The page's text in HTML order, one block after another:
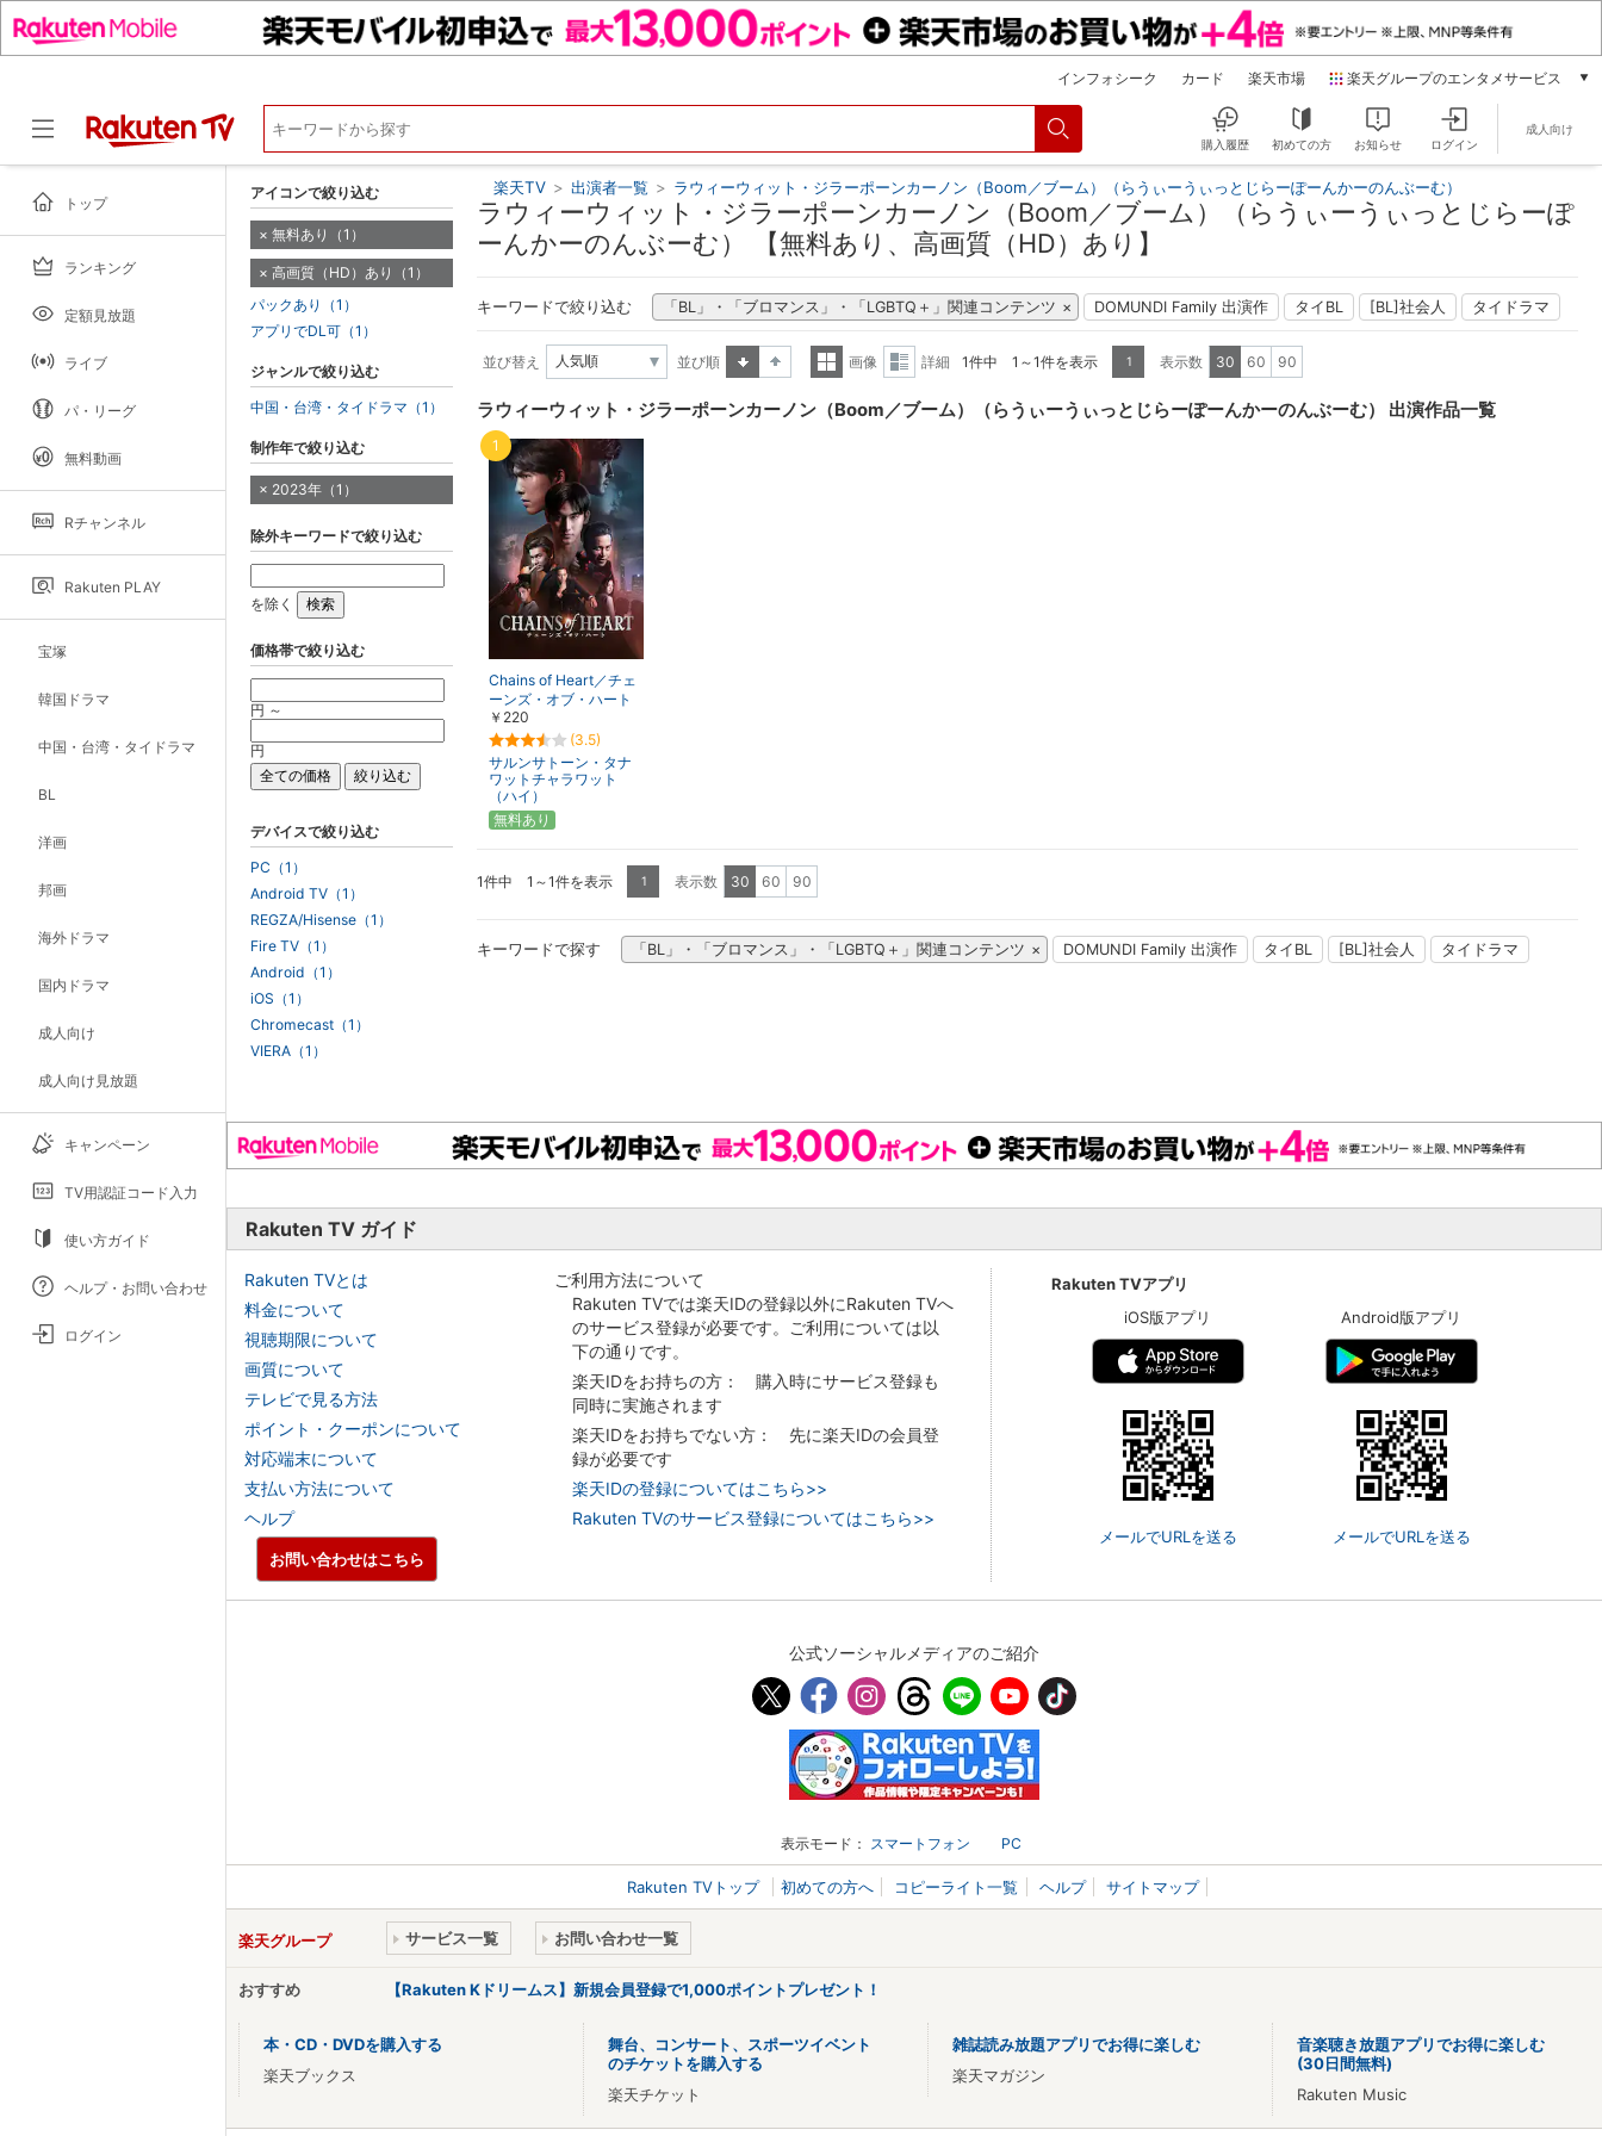
インフォシーク カード 楽天市場 楽天グループのエンタメサービス
本/ゲーム/CD/DVD
楽天ブックス
電子書籍
楽天マガジン
動画配信
動画配信ガイド
Rakuten PLAY
購入履歴 初めての方 お知らせ ログイン
成人向け
トップ
ランキング
定額見放題
ライブ
パ・リーグ
無料動画
Rチャンネル
Rakuten PLAY
宝塚
韓国ドラマ
中国・台湾・タイドラマ
BL
洋画
邦画
海外ドラマ
国内ドラマ
成人向け
成人向け見放題
キャンペーン
TV用認証コード入力
使い方ガイド
ヘルプ・お問い合わせ
ログイン
楽天TV > 出演者一覧 > ラウィーウィット・ジラーポーンカーノン（Boom／ブーム）（らうぃーうぃっとじらーぽーんかーのんぶーむ）
ラウィーウィット・ジラーポーンカーノン（Boom／ブーム）（らうぃーうぃっとじらーぽ
ーんかーのんぶーむ） 【無料あり、高画質（HD）あり】
キーワードで絞り込む 「BL」・「ブロマンス」・「LGBTQ＋」関連コンテンツ DOMUNDI Family 出演作 タイBL [BL]社会人 タイドラマ
並び替え
並び順
表示
画像
表示
詳細 1件中 1～1件を表示 1 表示数 30 60 90
ラウィーウィット・ジラーポーンカーノン（Boom／ブーム）（らうぃーうぃっとじらーぽーんかーのんぶーむ） 出演作品一覧
Chains of Heart／チェ
ーンズ・オブ・ハート
￥220
(3.5)
サルンサトーン・タナ
ワットチャラワット
（ハイ）
1
無料あり
1件中 1～1件を表示 1 表示数 30 60 90
キーワードで探す 「BL」・「ブロマンス」・「LGBTQ＋」関連コンテンツ DOMUNDI Family 出演作 タイBL [BL]社会人 タイドラマ
アイコンで絞り込む
無料あり（1）
高画質（HD）あり（1）
パックあり（1）
アプリでDL可（1）
ジャンルで絞り込む
中国・台湾・タイドラマ（1）
制作年で絞り込む
2023年（1）
除外キーワードで絞り込む
を除く
価格帯で絞り込む
円 ～
円
デバイスで絞り込む
PC（1）
Android TV（1）
REGZA/Hisense（1）
Fire TV（1）
Android（1）
iOS（1）
Chromecast（1）
VIERA（1）
Rakuten TV ガイド
Rakuten TVとは
料金について
視聴期限について
画質について
テレビで見る方法
ポイント・クーポンについて
対応端末について
支払い方法について
ヘルプ
ご利用方法について
Rakuten TVでは楽天IDの登録以外にRakuten TVへ
のサービス登録が必要です。ご利用については以
下の通りです。
楽天IDをお持ちの方： 購入時にサービス登録も
同時に実施されます
楽天IDをお持ちでない方： 先に楽天IDの会員登
録が必要です
楽天IDの登録についてはこちら>>
Rakuten TVのサービス登録についてはこちら>>
Rakuten TVアプリ
iOS版アプリ
メールでURLを送る
Android版アプリ
メールでURLを送る
お問い合わせはこちら
公式ソーシャルメディアのご紹介
表示モード： スマートフォン PC
Rakuten TVトップ 初めての方へ コピーライト一覧 ヘルプ サイトマップ
楽天グループ サービス一覧 お問い合わせ一覧
おすすめ 【Rakuten Kドリームス】新規会員登録で1,000ポイントプレゼント！
本・CD・DVDを購入する
楽天ブックス
舞台、コンサート、スポーツイベント
のチケットを購入する
楽天チケット
雑誌読み放題アプリでお得に楽しむ
楽天マガジン
音楽聴き放題アプリでお得に楽しむ
(30日間無料)
Rakuten Music